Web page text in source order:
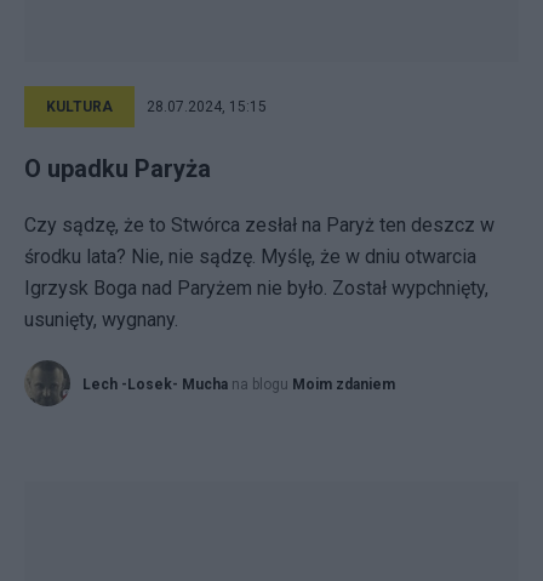
KULTURA 28.07.2024, 15:15
O upadku Paryża
Czy sądzę, że to Stwórca zesłał na Paryż ten deszcz w
środku lata? Nie, nie sądzę. Myślę, że w dniu otwarcia
Igrzysk Boga nad Paryżem nie było. Został wypchnięty,
usunięty, wygnany.
Lech -Losek- Mucha na blogu Moim zdaniem